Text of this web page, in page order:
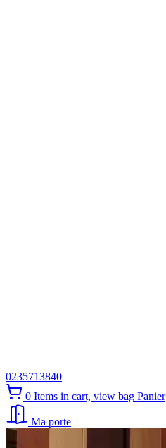
0235713840
0 Items in cart, view bag Panier
Ma porte